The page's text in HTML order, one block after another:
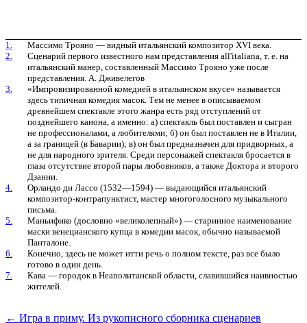
1.
Массимо Трояно — видный итальянский композитор XVI века.
2.
Сценарий первого известного нам представления all'italiana, т. е. на
итальянский манер, составленный Массимо Трояно уже после
представления. А. Дживелегов
3.
«Импровизированной комедией в итальянском вкусе» называется
здесь типичная комедия масок. Тем не менее в описываемом
древнейшем спектакле этого жанра есть ряд отступлений от
позднейшего канона, а именно: а) спектакль был поставлен и сыгран
не профессионалами, а любителями; б) он был поставлен не в Италии,
а за границей (в Баварии); в) он был предназначен для придворных, а
не для народного зрителя. Среди персонажей спектакля бросается в
глаза отсутствие второй пары любовников, а также Доктора и второго
Дзанни.
4.
Орландо ди Лассо (1532—1594) — выдающийся итальянский
композитор-контрапунктист, мастер многоголосного музыкального
письма.
5.
Маньифико (дословно «великолепный») — старинное наименование
маски венецианского купца в комедии масок, обычно называемой
Панталоне.
6.
Конечно, здесь не может итти речь о полном тексте, раз все было
готово в один день.
7.
Кава — городок в Неаполитанской области, славившийся наивностью
жителей.
← Игра в приму. Из рукописного сборника сценариев